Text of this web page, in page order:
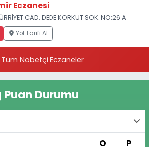
Eczanesi
CAD. DEDE KORKUT SOK. NO:26 A
Yol Tarifi Al
Tüm Nöbetçi Eczaneler
Puan Durumu
O P